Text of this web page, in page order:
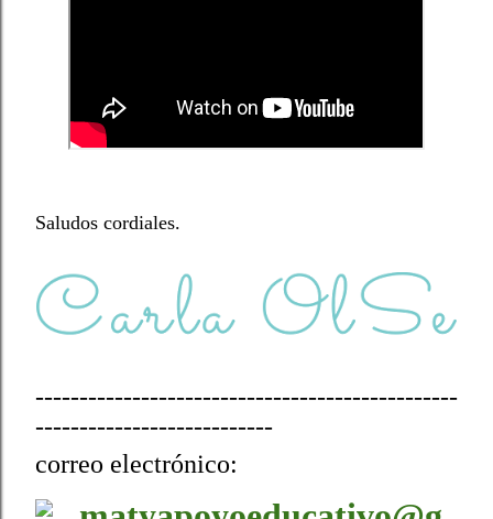
Saludos cordiales.
------------------------------------------------
---------------------------
correo electrónico: